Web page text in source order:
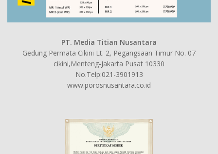
PT. Media Titian Nusantara
Gedung Permata Cikini Lt. 2, Pegangsaan Timur No. 07
cikini,Menteng-Jakarta Pusat 10330
No.Telp:021-3901913
www.porosnusantara.co.id